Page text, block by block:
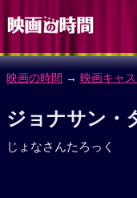
映画の時間 → 映画キャス
ジョナサン・
じょなさんたろっく